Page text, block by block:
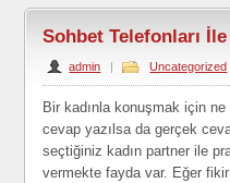
Sohbet Telefonları
admin | Uncategorized
Bir kadınla konuşmak için
cevap yazılsa da gerçek
seçtiğiniz kadın partner ile
vermekte fayda var. Eğer fikir